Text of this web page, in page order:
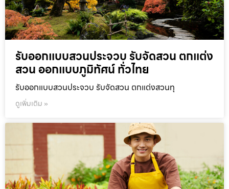
รับออกแบบสวนประจวบ รับจัดสวน ตกแต่ง
สวน ออกแบบภูมิทัศน์ ทั่วไทย
รับออกแบบสวนประจวบ รับจัดสวน ตกแต่งสวนทุ
ดูเพิ่มเติม »